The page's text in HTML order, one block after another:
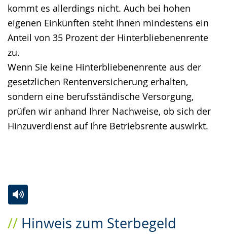
kommt es allerdings nicht. Auch bei hohen
eigenen Einkünften steht Ihnen mindestens ein
Anteil von 35 Prozent der Hinterbliebenenrente
zu.
Wenn Sie keine Hinterbliebenenrente aus der
gesetzlichen Rentenversicherung erhalten,
sondern eine berufsständische Versorgung,
prüfen wir anhand Ihrer Nachweise, ob sich der
Hinzuverdienst auf Ihre Betriebsrente auswirkt.
Hinweis zum Sterbegeld
Leichten
Audio-
Video